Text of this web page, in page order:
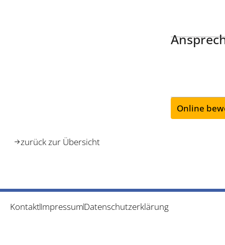
Online
zurück zur Übersicht
KontaktImpressumDatenschutzerklärung